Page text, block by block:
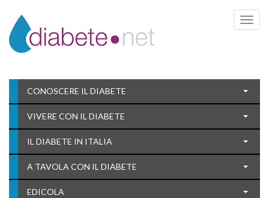
Toggle
CONOSCERE IL DIABETE
VIVERE CON IL DIABETE
IL DIABETE IN ITALIA
A TAVOLA CON IL DIABETE
EDICOLA